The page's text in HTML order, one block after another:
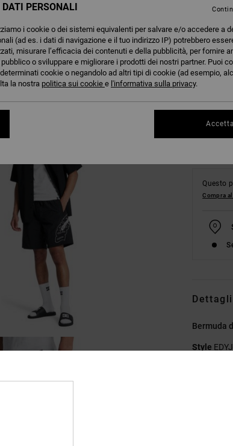
Questo
Compra
Bermuda
Style
PERSONALI
i cookie o dei sistemi equivalenti per salvare e/o accedere a
(ad es. i dati di navigazione e il tuo indirizzo IP) potrebbero
misurare l’efficacia dei contenuti e della pubblicità, per fornire
o sviluppare e migliorare i prodotti dei nostri partner. Puoi
cookie o negandolo ad altri tipi di cookie (ad esempio,
la nostra politica sui cookie e l'informativa sulla privacy.